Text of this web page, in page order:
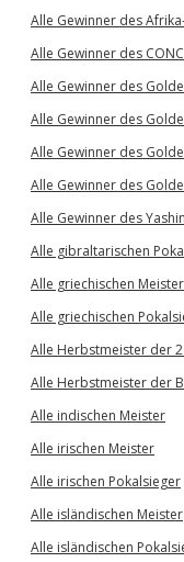
Alle Gewinner des
Alle Gewinner des
Alle Gewinner des
Alle Gewinner des
Alle Gewinner des
Alle Gewinner des
Alle Gewinner des
Alle gibraltarischen
Alle griechischen Meister
Alle griechischen
Alle Herbstmeister der
Alle Herbstmeister der
Alle indischen Meister
Alle irischen Meister
Alle irischen Pokalsieger
Alle isländischen Meister
Alle isländischen